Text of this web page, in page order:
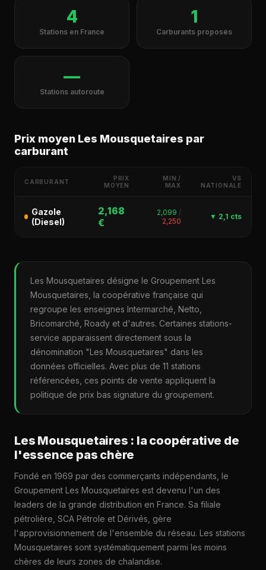
4
Stations en France
1
Carburants proposés
—
Stations autoroute
Prix moyen Les Mousquetaires par
carburant
CARBURANT
PRIX
MOYEN
MIN /
MAX
VS
NATIONALE
Gazole
(Diesel)
2,168
€
2,099 /
2,250
▼ 2,1 cts
Les Mousquetaires désigne le Groupement Les
Mousquetaires, la coopérative française qui
regroupe les enseignes Intermarché, Netto,
Bricomarché, Roady et d'autres. Certaines stations-
service apparaissent directement sous la
dénomination "Les Mousquetaires" dans les
données officielles. Avec plus de 11 stations
référencées, ces points de vente appliquent la
politique de prix bas signature du groupement.
Les Mousquetaires : la coopérative de
l'essence pas chère
Fondé en 1969 par des commerçants indépendants, le
Groupement Les Mousquetaires est devenu l'un des
leaders de la grande distribution en France. Sa filiale
pétrolière, SCA Pétrole et Dérivés, gère
l'approvisionnement de l'ensemble du réseau. Les stations
Mousquetaires sont systématiquement parmi les moins
chères de leurs zones de chalandise.